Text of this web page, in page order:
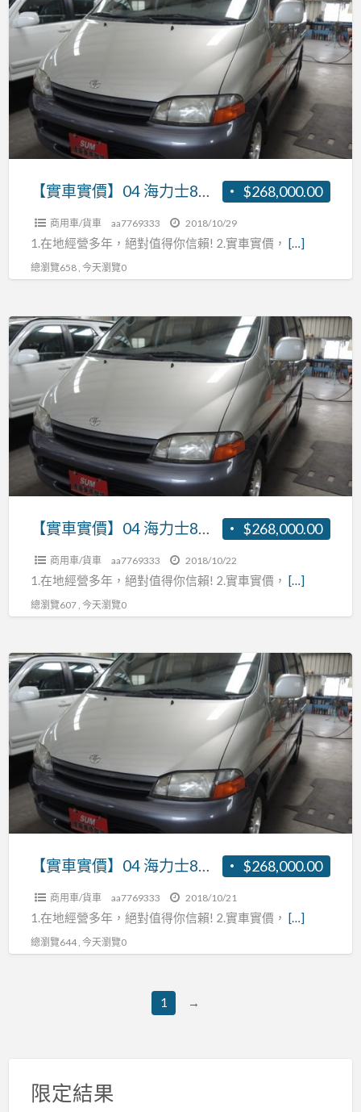
車
實
價】
04
力
8
R:0937160499
$268,000.00
【實車實價】04 海力士8人座 2.7 張R:0937160499
商用車/貨車 aa7769333 2018/10/29
1.在地經營多年，絕對值得你信賴! 2.實車實價， […]
總瀏覽658 , 今天瀏覽0
【實
車
實
價】
04
力
8
R:0937160499
$268,000.00
【實車實價】04 海力士8人座 2.7 張R:0937160499
商用車/貨車 aa7769333 2018/10/22
1.在地經營多年，絕對值得你信賴! 2.實車實價， […]
總瀏覽607 , 今天瀏覽0
【實
車
實
價】
04
力
8
R:0937160499
$268,000.00
【實車實價】04 海力士8人座 2.7 張R:0937160499
商用車/貨車 aa7769333 2018/10/21
1.在地經營多年，絕對值得你信賴! 2.實車實價， […]
總瀏覽644 , 今天瀏覽0
1 →
限定結果